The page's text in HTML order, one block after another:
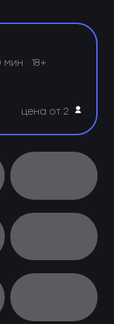
· 18+
цена от 2